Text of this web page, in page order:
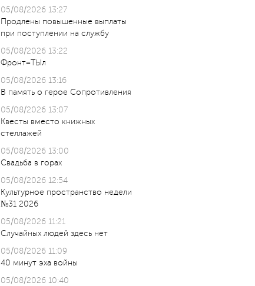
05/08/2026 13:27
Продлены повышенные выплаты
при поступлении на службу
05/08/2026 13:22
Фронт=ТЫл
05/08/2026 13:16
В память о герое Сопротивления
05/08/2026 13:07
Квесты вместо книжных
стеллажей
05/08/2026 13:00
Свадьба в горах
05/08/2026 12:54
Культурное пространство недели
№31 2026
05/08/2026 11:21
Случайных людей здесь нет
05/08/2026 11:09
40 минут эха войны
05/08/2026 10:40